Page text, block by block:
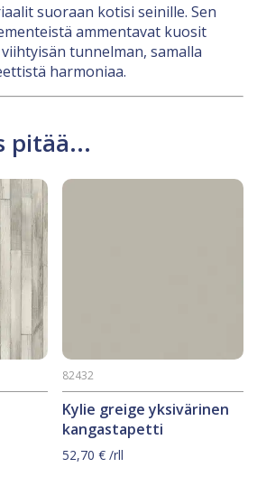
suoraan kotisi seinille. Sen
ammentavat kuosit
tunnelman, samalla
harmoniaa.
pitää...
Kylie greige yksivärinen
kangastapetti
82432
52,70€ /rll